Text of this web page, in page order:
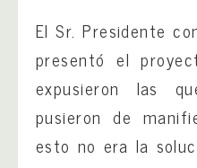
El Sr. Presidente
presentó el
expusieron las
pusieron de
esto no era la